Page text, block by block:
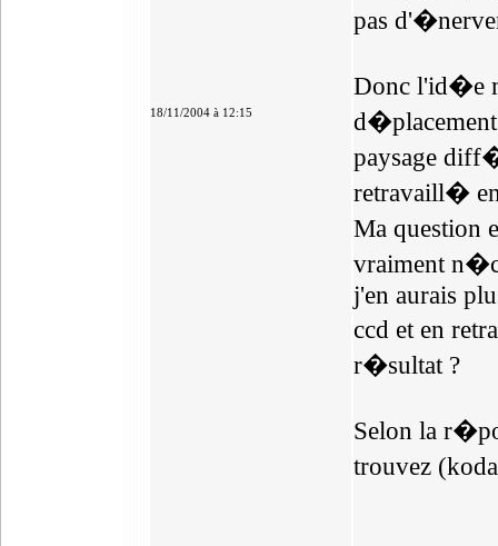
18/11/2004 à 12:15
pas
Donc l'id�e
paysage
retravaill�
Ma question
vraiment
j'en aurais
ccd et en
r�sultat ?
Selon la
trouvez